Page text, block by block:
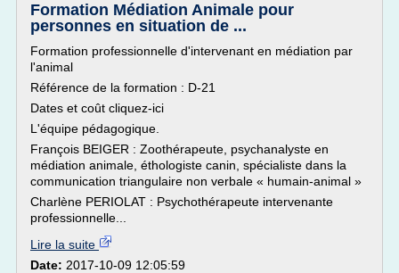
Formation Médiation Animale pour
personnes en situation de ...
Formation professionnelle d'intervenant en médiation par
l'animal
Référence de la formation : D-21
Dates et coût cliquez-ici
L'équipe pédagogique.
François BEIGER : Zoothérapeute, psychanalyste en
médiation animale, éthologiste canin, spécialiste dans la
communication triangulaire non verbale « humain-animal »
Charlène PERIOLAT : Psychothérapeute intervenante
professionnelle...
Lire la suite
Date: 2017-10-09 12:05:59